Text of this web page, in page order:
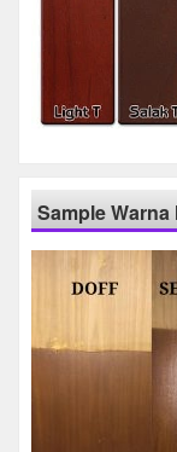
Sample